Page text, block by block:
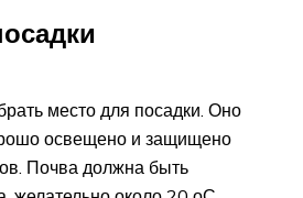
место для посадки. Оно
освещено и защищено
Почва должна быть